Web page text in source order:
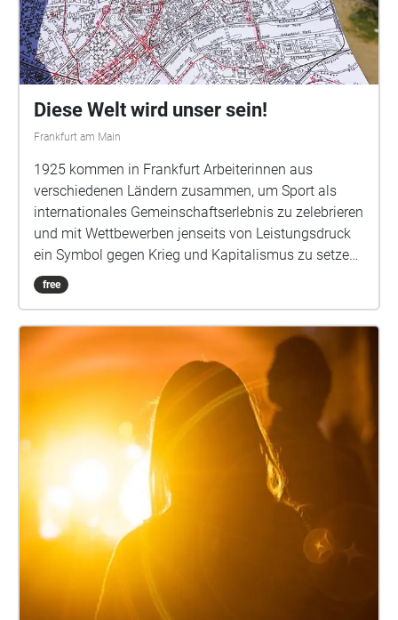
Diese Welt wird unser sein!
Frankfurt am Main
1925 kommen in Frankfurt Arbeiterinnen aus
verschiedenen Ländern zusammen, um Sport als
internationales Gemeinschaftserlebnis zu zelebrieren
und mit Wettbewerben jenseits von Leistungsdruck
ein Symbol gegen Krieg und Kapitalismus zu setzen.
Die Olympiade ist der Höhepunkt einer Bewegung,
die Arbeiterinnen und ihre Körper aus dem
gehören neben Sport auch Kulturveranstaltungen,
Hygiene, Nacktkultur und Naturerlebnis. In der
Hoffnung auf eine bessere Welt verbinden sich
politische Schulung und körperliches Training. An
historischen Frankfurter Orten sind Audioarbeiten zu
Arbeiterinnensport und zur Arbeiterinnen-Olympiade
von 1925 eingerichtet.
free